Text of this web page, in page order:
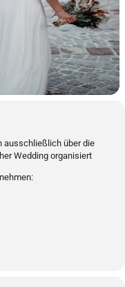
ausschließlich über die
Wedding organisiert